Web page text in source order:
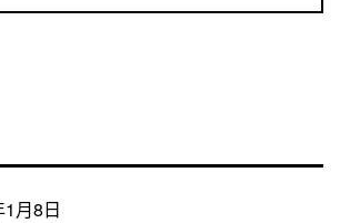
月8日